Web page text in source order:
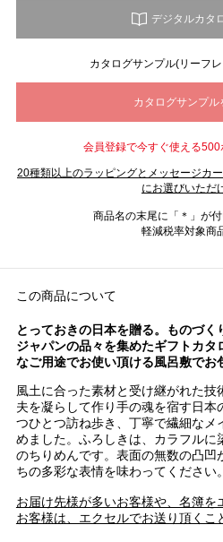
カタログサンプル(リーフ
会員登録で今すぐ使える500
20種類以上のラッピングとメッセージカ
にお選びいただ
商品名の末尾に「＊」が付
軽減税率対象商
この商品について
とっておきの日本を贈る。ものづ
ジャパンの品々を集めたギフトカタ
なご用途でお使い頂ける風呂敷でお
風土に合った素材と受け継がれた技
夫を凝らして作り手の魂を宿す日
つひとつ訪ね歩き、丁寧で繊細なメ
めました。ふろしきは、カラフルに
のちりめんです。表面の無数の凸凹
ちの多彩な表情を味わってください。
お届け先様が多いお客様や、名簿
お客様は、エクセルでお送り頂くこ